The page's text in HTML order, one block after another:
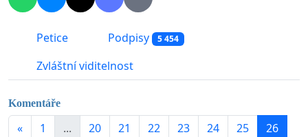
Petice Podpisy 5 454
Zvláštní viditelnost
Komentáře
« 1 ... 20 21 22 23 24 25
26